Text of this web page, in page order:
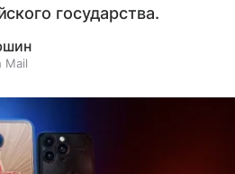
государства.
Mail